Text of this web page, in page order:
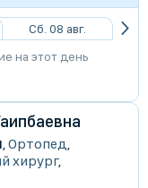
Сб. 08 авг.
на этот день
,Ортопед,
хирург,